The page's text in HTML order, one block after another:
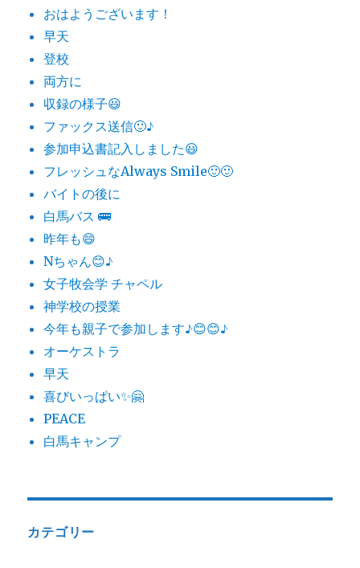
おはようございます！
早天
登校
両方に
収録の様子😃
ファックス送信🙂♪
参加申込書記入しました😃
フレッシュなAlways Smile🙂🙂
バイトの後に
白馬バス 🚌
昨年も😄
Nちゃん😊♪
女子牧会学 チャペル
神学校の授業
今年も親子で参加します♪😊😊♪
オーケストラ
早天
喜びいっぱい✨🤗
PEACE
白馬キャンプ
カテゴリー